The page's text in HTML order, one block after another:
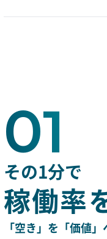
01
その1分で
稼働率
「空き」を「価値」